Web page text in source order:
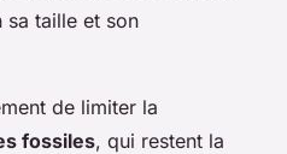
sa taille et son
de limiter la
fossiles, qui restent la